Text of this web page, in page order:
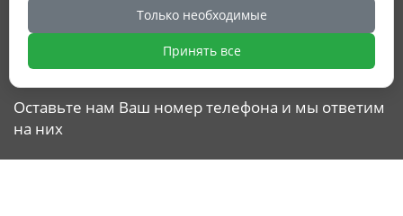
ОСТАЛИСЬ ВОПРОСЫ?
Оставьте нам Ваш номер телефона и мы ответим
на них
Только необходимые
Принять все